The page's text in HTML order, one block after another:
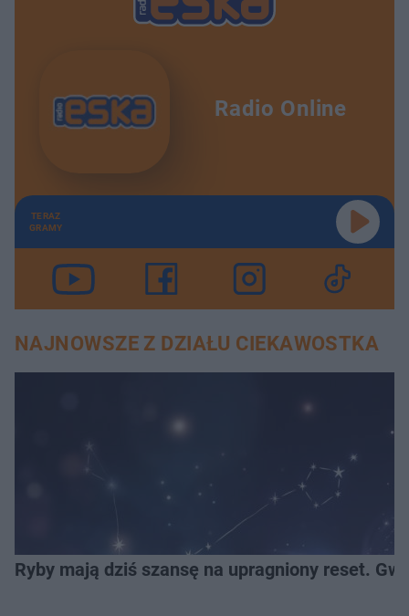
Radio Online
TERAZ
GRAMY
NAJNOWSZE Z DZIAŁU CIEKAWOSTKA
Ryby mają dziś szansę na upragniony reset.